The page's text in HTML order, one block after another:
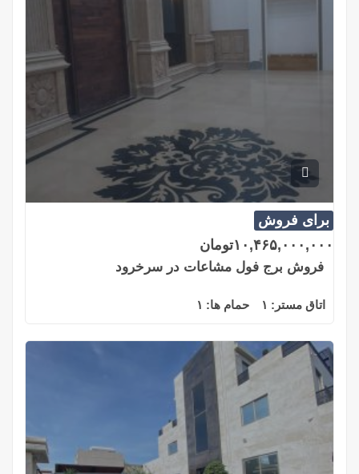
برای فروش
۱۰,۴۶۵,۰۰۰,۰۰۰تومان
فروش برج فول مشاعات در سرخرود
اتاق مستر: ۱ حمام ها: ۱